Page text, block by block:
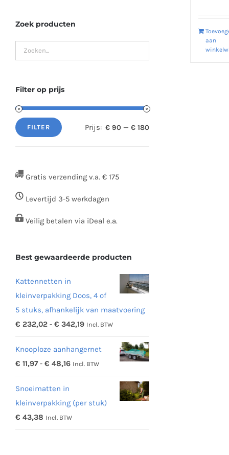
aan
Zoek producten
Filter op prijs
Min.
Max.
FILTER Prijs: € 90 —€ 180
Gratis verzending v.a. € 175
Levertijd 3-5 werkdagen
Veilig betalen via iDeal e.a.
Best gewaardeerde producten
Kattennetten in
kleinverpakking Doos, 4 of
5 stuks, afhankelijk van maatvoering
€ 232,02 - € 342,19Prijsklasse:
tot
€ 342,19
Incl. BTW
Knooploze aanhangernet
€ 11,97 - € 48,16Prijsklasse:
€ 48,16
Incl. BTW
Snoeimatten in
kleinverpakking (per stuk)
€ 43,38 Incl. BTW